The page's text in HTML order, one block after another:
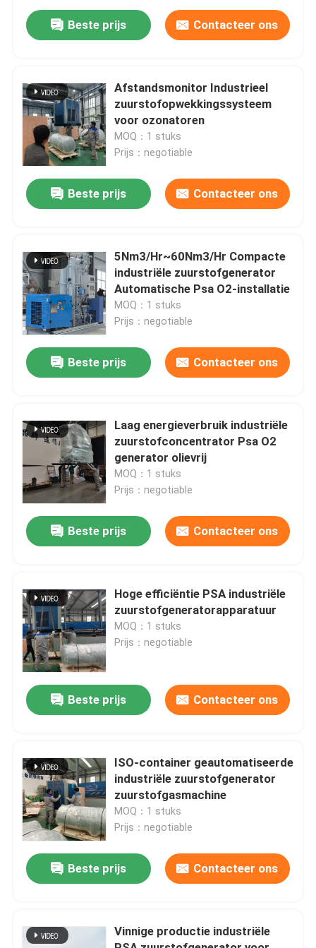
Thuis
Over ons
Fabriekstocht
Kwaliteitscontrole
Neem contact met ons op
Nieuws
Vraag een offerte
De Generator van de hoge Zuiverheidsstikstof
Beste prijs Contacteer ons
Afstandsmonitor Industrieel
zuurstofopwekkingssysteem
voor ozonatoren
MOQ：1 stuks
Prijs：negotiable
Beste prijs Contacteer ons
5Nm3/Hr~60Nm3/Hr Compacte
industriële zuurstofgenerator
Automatische Psa O2-installatie
MOQ：1 stuks
Prijs：negotiable
Beste prijs Contacteer ons
Laag energieverbruik industriële
zuurstofconcentrator Psa O2
generator olievrij
MOQ：1 stuks
Prijs：negotiable
Beste prijs Contacteer ons
Hoge efficiëntie PSA industriële
zuurstofgeneratorapparatuur
MOQ：1 stuks
Prijs：negotiable
Beste prijs Contacteer ons
ISO-container geautomatiseerde
industriële zuurstofgenerator
zuurstofgasmachine
MOQ：1 stuks
Prijs：negotiable
Beste prijs Contacteer ons
Vinnige productie industriële